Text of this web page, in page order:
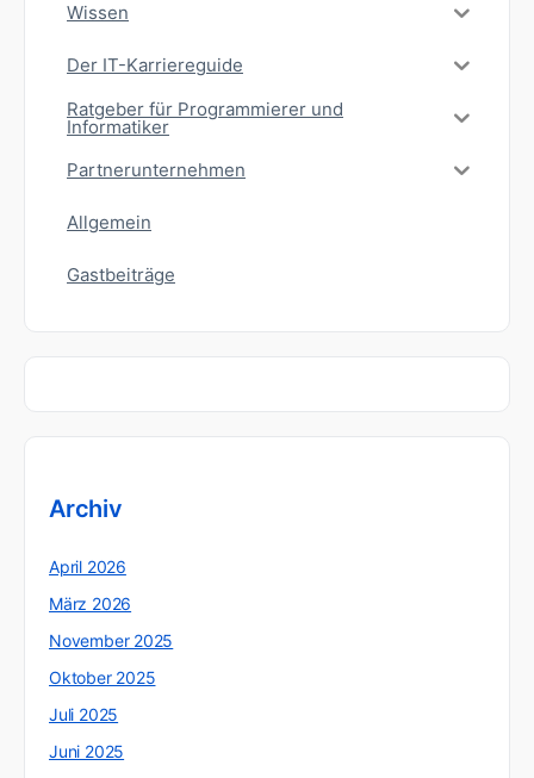
Wissen
Der IT-Karriereguide
Ratgeber für Programmierer und
Informatiker
Partnerunternehmen
Allgemein
Gastbeiträge
Archiv
April 2026
März 2026
November 2025
Oktober 2025
Juli 2025
Juni 2025